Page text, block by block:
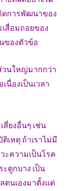
ดการพัฒนาของ
สื่อมถอยของ
ของตัวข้อ
วนใหญ่มากกว่า
นื่องเป็นเวลา
สี่ยงอื่นๆ เช่น
เหตุ ถ้าเราไม่มี
ะความเป็นโรค
ะดูกบาง เป็น
ตนเองมาตั้งแต่